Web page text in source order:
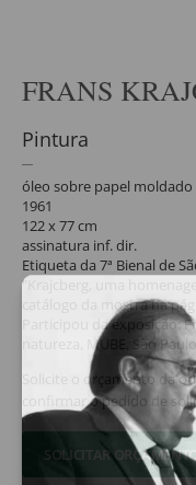
FRANS
Pintura
óleo sobre papel moldado
1961
122 x 77 cm
assinatura inf. dir.
Etiqueta da 7ª Bienal de
"Krajcberg, uma
catálogo da mostra na pág.
Participou da exposição:
natureza, MUBE, São
Solicite o orçamento da
confirmar o pedido de
SOLICITAR